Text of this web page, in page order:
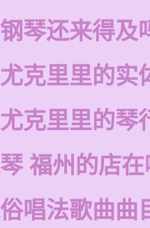
琴还来得及
克里里的实
克里里的琴
福州的店
唱法歌曲曲